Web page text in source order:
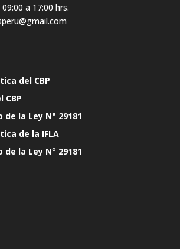
a 17:00 hrs.
del CBP
CBP
la Ley N° 29181
de la IFLA
la Ley N° 29181